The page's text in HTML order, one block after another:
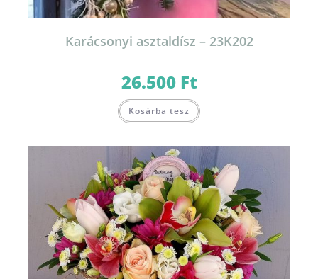
Karácsonyi asztaldísz – 23K202
26.500 Ft
Kosárba tesz